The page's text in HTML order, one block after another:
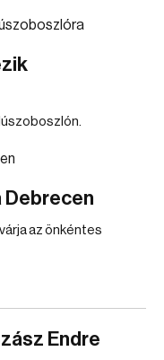
Debrecen
az önkéntes
Endre